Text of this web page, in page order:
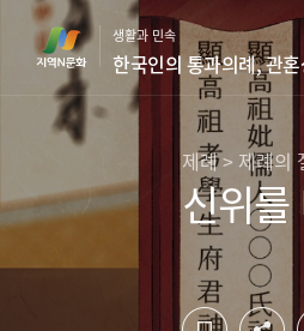
가
기
생활과 민속
한국인의 통과의례, 관
제례 > 제례의
신위